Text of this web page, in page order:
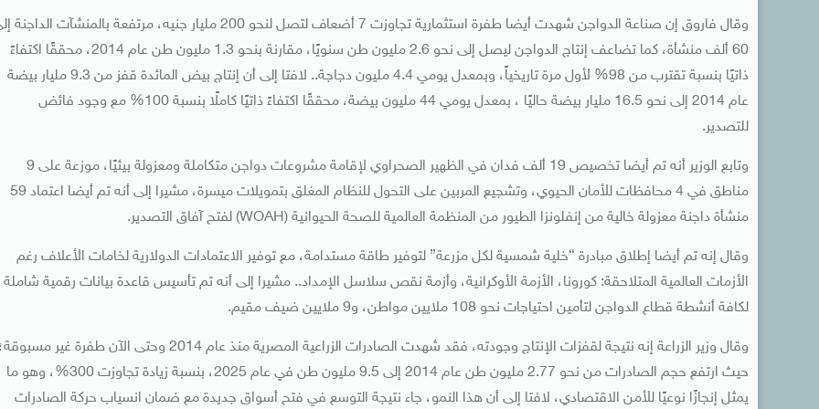
وقال فاروق إن صناعة الدواجن شهدت أيضا طفرة استثمارية تجاوزت 7 أضعاف لتصل لنحو 200 مليار جنيه، مرتفعة بالمنشآت
60 ألف منشأة، كما تضاعف إنتاج الدواجن ليصل إلى نحو 2.6 مليون طن سنويًا، مقارنة بنحو 1.3 مليون طن عام 2014، محققًا اكتفاءً
ذاتيًا بنسبة تقترب من 98% لأول مرة تاريخياً، وبمعدل يومي 4.4 مليون دجاجة.. لافتا إلى أن إنتاج بيض المائدة قفز من 9.3 مليار بيضة
عام 2014 إلى نحو 16.5 مليار بيضة حاليًا ، بمعدل يومي 44 مليون بيضة، محققًا اكتفاءً ذاتيًا كاملًا بنسبة 100% مع وجود فائض
للتصدير.
وتابع الوزير أنه تم أيضا تخصيص 19 ألف فدان في الظهير الصحراوي لإقامة مشروعات دواجن متكاملة ومعزولة بيئيًا، موزعة على 9
مناطق في 4 محافظات للأمان الحيوي، وتشجيع المربين على التحول للنظام المغلق بتمويلات ميسرة، مشيرا إلى أنه تم أيضا اعتماد 59
منشأة داجنة معزولة خالية من إنفلونزا الطيور من المنظمة العالمية للصحة الحيوانية (WOAH) لفتح آفاق التصدير.
وقال إنه تم أيضا إطلاق مبادرة “خلية شمسية لكل مزرعة” لتوفير طاقة مستدامة، مع توفير الاعتمادات الدولارية لخامات الأعلاف رغم
الأزمات العالمية المتلاحقة: كورونا، الأزمة الأوكرانية، وأزمة نقص سلاسل الإمداد.. مشيرا إلى أنه تم تأسيس قاعدة بيانات رقمية شاملة
لكافة أنشطة قطاع الدواجن لتأمين احتياجات نحو 108 ملايين مواطن، و9 ملايين ضيف مقيم.
وقال وزير الزراعة إنه نتيجة لقفزات الإنتاج وجودته، فقد شهدت الصادرات الزراعية المصرية منذ عام 2014 وحتى الآن طفرة غير مسبوقة؛
حيث ارتفع حجم الصادرات من نحو 2.77 مليون طن عام 2014 إلى 9.5 مليون طن في عام 2025، بنسبة زيادة تجاوزت 300%، وهو ما
يمثل إنجازًا نوعيًا للأمن الاقتصادي، لافتا إلى أن هذا النمو، جاء نتيجة التوسع في فتح أسواق جديدة مع ضمان انسياب حركة الصادرات